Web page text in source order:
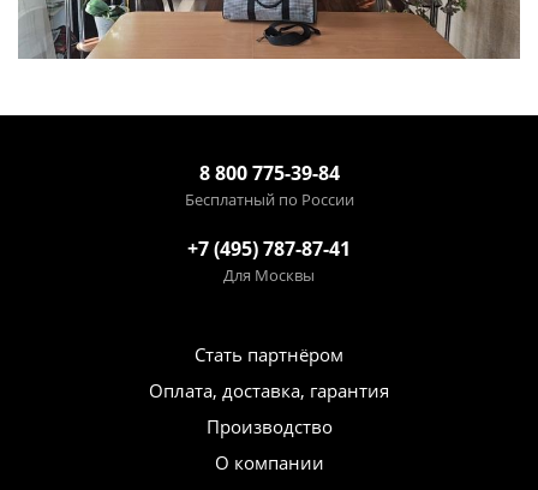
8 800 775-39-84
Бесплатный по России
+7 (495) 787-87-41
Для Москвы
Стать партнёром
Оплата, доставка, гарантия
Производство
О компании